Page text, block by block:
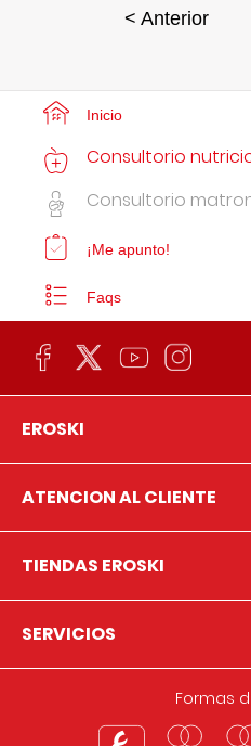
< Anterior
Inicio
Consultorio
Consultorio
¡Me apunto!
Faqs
EROSKI
ATENCION AL CLIENTE
TIENDAS EROSKI
SERVICIOS
Formas